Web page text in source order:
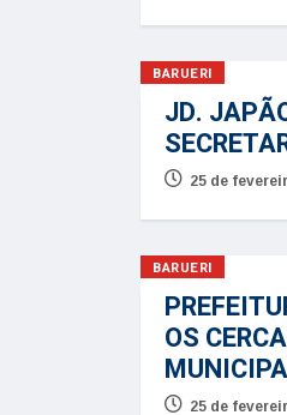
BARUERI
JD.
25 de
BARUERI
OS
25 de